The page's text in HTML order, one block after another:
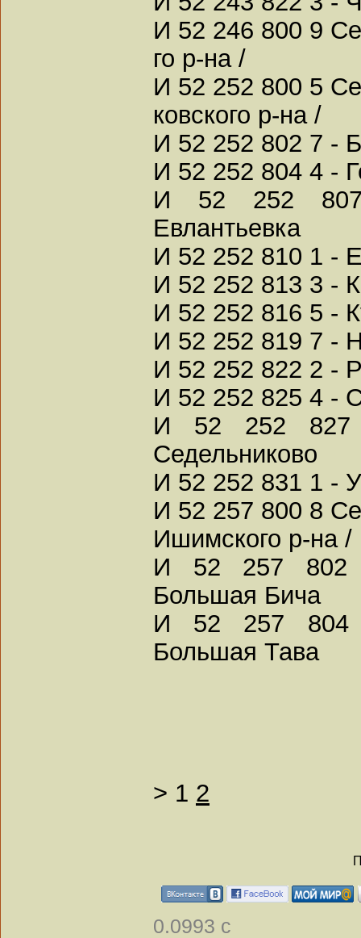
И 52 246 800 9
го р-на /
И 52 252 800 5
ковского р-на /
И 52 252 802 7 -
И 52 252 804 4 -
И 52 252 807
Евлантьевка
И 52 252 810 1 -
И 52 252 813 3 -
И 52 252 816 5 -
И 52 252 819 7 -
И 52 252 822 2 -
И 52 252 825 4 -
И 52 252 827
Седельниково
И 52 252 831 1 -
И 52 257 800 8
Ишимского р-на /
И 52 257 802
Большая Бича
И 52 257 804
Большая Тава
> 1 2
0.0993 с